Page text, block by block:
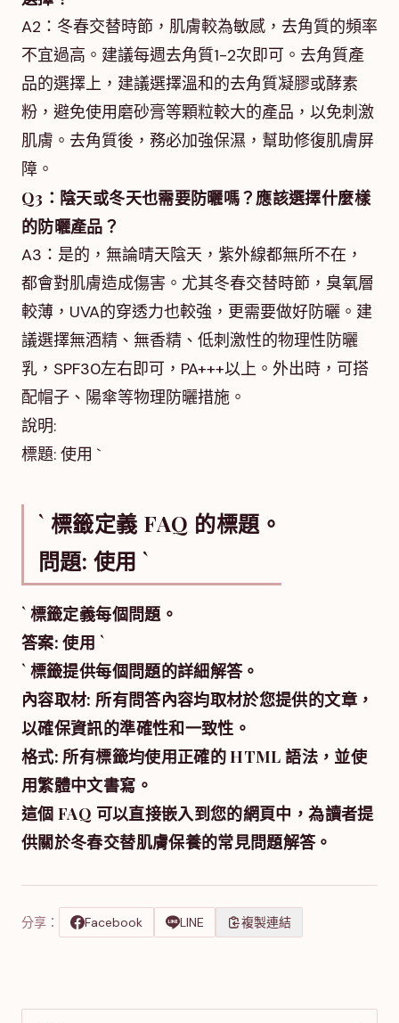
A2：冬春交替時節，肌膚較為敏感，去角質的頻率
不宜過高。建議每週去角質1-2次即可。去角質產
品的選擇上，建議選擇溫和的去角質凝膠或酵素
粉，避免使用磨砂膏等顆粒較大的產品，以免刺激
肌膚。去角質後，務必加強保濕，幫助修復肌膚屏
障。
Q3：陰天或冬天也需要防曬嗎？應該選擇什麼樣
的防曬產品？
A3：是的，無論晴天陰天，紫外線都無所不在，
都會對肌膚造成傷害。尤其冬春交替時節，臭氧層
較薄，UVA的穿透力也較強，更需要做好防曬。建
議選擇無酒精、無香精、低刺激性的物理性防曬
乳，SPF30左右即可，PA+++以上。外出時，可搭
配帽子、陽傘等物理防曬措施。
說明:
標題: 使用 `
` 標籤定義 FAQ 的標題。
問題: 使用 `
` 標籤定義每個問題。
答案: 使用 `
` 標籤提供每個問題的詳細解答。
內容取材: 所有問答內容均取材於您提供的文章，
以確保資訊的準確性和一致性。
格式: 所有標籤均使用正確的 HTML 語法，並使
用繁體中文書寫。
這個 FAQ 可以直接嵌入到您的網頁中，為讀者提
供關於冬春交替肌膚保養的常見問題解答。
分享： Facebook LINE 複製連結